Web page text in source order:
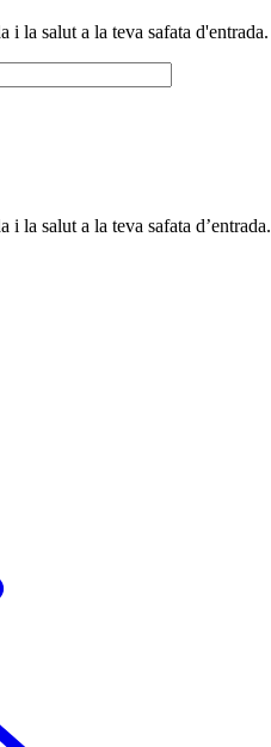
i la salut a la teva safata d'entrada.
la salut a la teva safata d’entrada.